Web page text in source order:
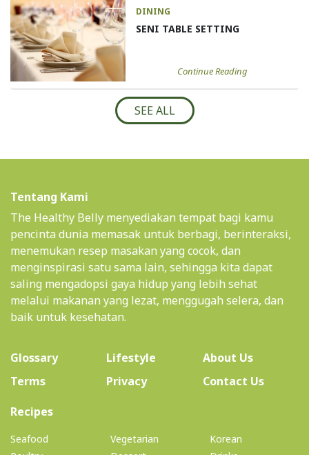
DINING
SENI TABLE SETTING
Continue Reading
SEE ALL
Tentang Kami
The Healthy Belly menyediakan tempat bagi kamu
pencinta dunia memasak untuk berbagi, berinteraksi,
menemukan resep masakan yang cocok, dan
menginspirasi satu sama lain, sehingga kita dapat
saling mengadopsi gaya hidup yang lebih sehat
melalui makanan yang lezat, menggugah selera, dan
baik untuk kesehatan.
Glossary Lifestyle About Us(current)
Terms
Privacy
Contact Us
Recipes(current)
Seafood
Vegetarian
Korean